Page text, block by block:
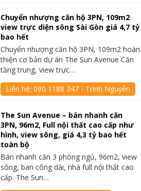
Chuyển nhượng căn hộ 3PN, 109m2
view trực diện sông Sài Gòn giá 4,7 tỷ
bao hết
Chuyển nhượng căn hộ 3PN, 109m2 hoàn
thiện cơ bản dự án The Sun Avenue Căn
tầng trung, view trực…
Liên hệ:090 1188 247 - Trinh Nguyễn
The Sun Avenue – bán nhanh căn
3PN, 96m2, Full nội thất cao cấp như
hình, view sông, giá 4,3 tỷ bao hết
toàn bộ
Bán nhanh căn 3 phòng ngủ, 96m2, view
sông, ban công dài, nhà full nội thất cao
cấp. The Sun…